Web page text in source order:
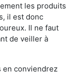
les produits
il est donc
Il ne faut
de veiller à
en conviendrez